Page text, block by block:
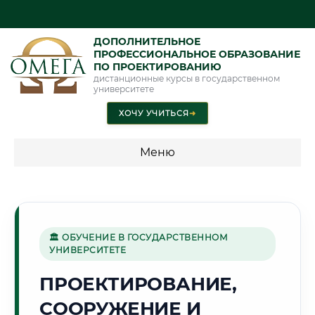
ДОПОЛНИТЕЛЬНОЕ
ПРОФЕССИОНАЛЬНОЕ ОБРАЗОВАНИЕ
ПО ПРОЕКТИРОВАНИЮ
дистанционные курсы в государственном
университете
ХОЧУ УЧИТЬСЯ➜
Меню
⚓
Г. НОВОРОССИЙСК
🏛 ОБУЧЕНИЕ В ГОСУДАРСТВЕННОМ
УНИВЕРСИТЕТЕ
ПРОЕКТИРОВАНИЕ,
СООРУЖЕНИЕ И